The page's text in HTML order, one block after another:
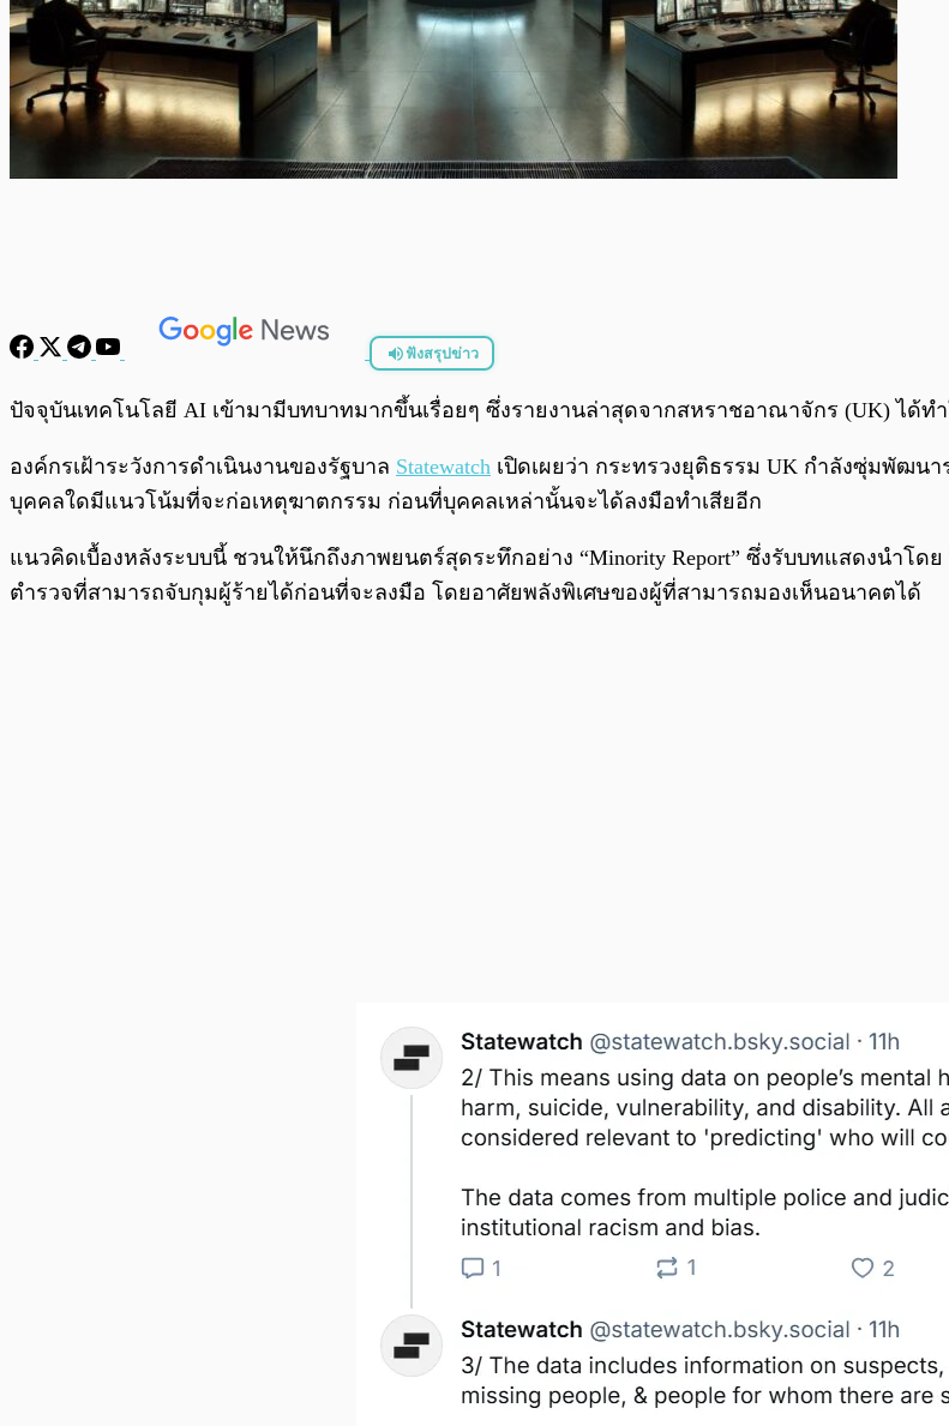
ฟังสรุปข่าว
พร้อมเล่น
ปัจจุบันเทคโนโลยี AI เข้ามามีบทบาทมากขึ้นเรื่อยๆ ซึ่งรายงานล่าสุดจากสหราชอาณาจักร (UK) ได้
องค์กรเฝ้าระวังการดำเนินงานของรัฐบาล Statewatch เปิดเผยว่า กระทรวงยุติธรรม UK กำลังซุ่มพัฒ
บุคคลใดมีแนวโน้มที่จะก่อเหตุฆาตกรรม ก่อนที่บุคคลเหล่านั้นจะได้ลงมือทำเสียอีก
แนวคิดเบื้องหลังระบบนี้ ชวนให้นึกถึงภาพยนตร์สุดระทึกอย่าง “Minority Report” ซึ่งรับบทแสดงนำโด
ตำรวจที่สามารถจับกุมผู้ร้ายได้ก่อนที่จะลงมือ โดยอาศัยพลังพิเศษของผู้ที่สามารถมองเห็นอนาคตได้